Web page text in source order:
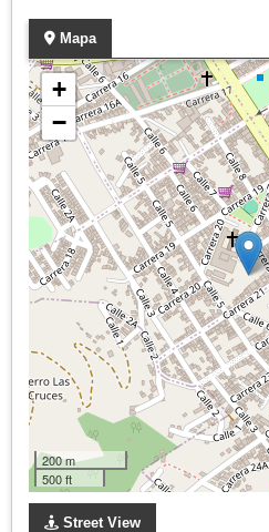
Mapa
+
−
200 m
500 ft
Street View